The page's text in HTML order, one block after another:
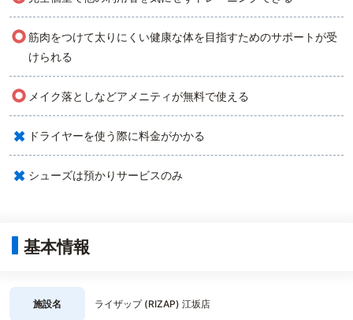
○筋肉をつけて太りにくい健康な体を目指すためのサポートが受
けられる
○ メイク落としなどアメニティが無料で使える
× ドライヤーを使う際に料金がかかる
× シューズは預かりサービスのみ
基本情報
施設名 ライザップ (RIZAP) 江坂店